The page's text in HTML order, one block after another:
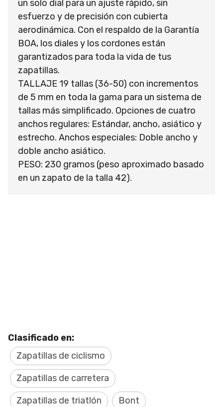
un solo dial para un ajuste rápido, sin
esfuerzo y de precisión con cubierta
aerodinámica. Con el respaldo de la Garantía
BOA, los diales y los cordones están
garantizados para toda la vida de tus
zapatillas.
TALLAJE 19 tallas (36-50) con incrementos
de 5 mm en toda la gama para un sistema de
tallas más simplificado. Opciones de cuatro
anchos regulares: Estándar, ancho, asiático y
estrecho. Anchos especiales: Doble ancho y
doble ancho asiático.
PESO: 230 gramos (peso aproximado basado
en un zapato de la talla 42).
Clasificado en:
Zapatillas de ciclismo
Zapatillas de carretera
Zapatillas de triatlón Bont